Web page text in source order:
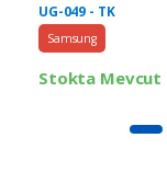
UG-049 - TK
Samsung
Stokta Mevcut